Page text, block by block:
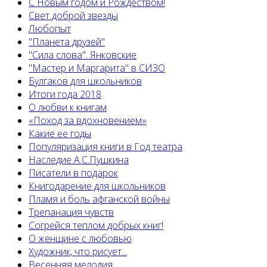
Свет доброй звезды
Любопыт
"Планета друзей"
"Сила слова". Янковские
"Мастер и Маргарита" в СИЗО
Булгаков для школьников
Итоги года 2018
О любви к книгам
«Поход за вдохновением»
Какие ее годы
Популяризация книги в Год театра
Наследие А.С.Пушкина
Писатели в подарок
Книгодарение для школьников
Пламя и боль афганской войны
Трепанация чувств
Согрейся теплом добрых книг!
О женщине с любовью
Художник, что рисует...